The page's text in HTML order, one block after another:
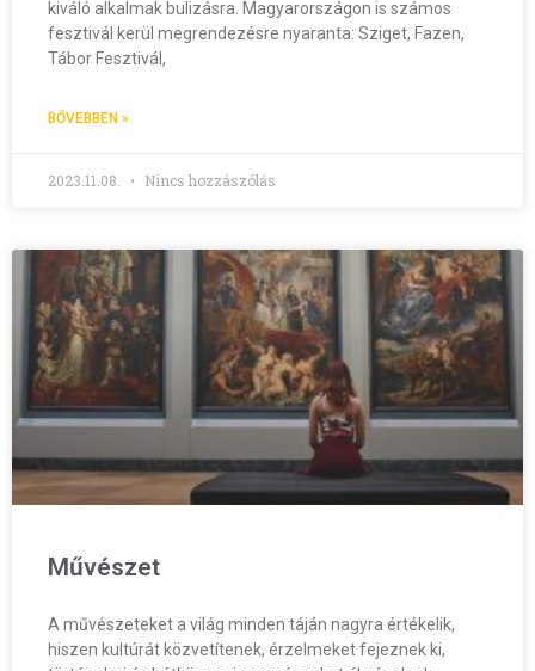
kiváló alkalmak bulizásra. Magyarországon is számos
fesztivál kerül megrendezésre nyaranta: Sziget, Fazen,
Tábor Fesztivál,
BŐVEBBEN »
2023.11.08. Nincs hozzászólás
Művészet
A művészeteket a világ minden táján nagyra értékelik,
hiszen kultúrát közvetítenek, érzelmeket fejeznek ki,